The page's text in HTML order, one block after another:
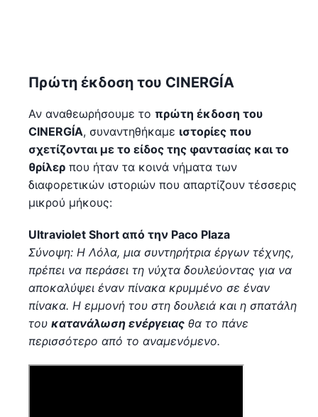
Πρώτη έκδοση του CINERGÍA
Αν αναθεωρήσουμε το πρώτη έκδοση του
CINERGÍA, συναντηθήκαμε ιστορίες που
σχετίζονται με το είδος της φαντασίας και το
θρίλερ που ήταν τα κοινά νήματα των
διαφορετικών ιστοριών που απαρτίζουν τέσσερις
μικρού μήκους:
Ultraviolet Short από την Paco Plaza
Σύνοψη: Η Λόλα, μια συντηρήτρια έργων τέχνης,
πρέπει να περάσει τη νύχτα δουλεύοντας για να
αποκαλύψει έναν πίνακα κρυμμένο σε έναν
πίνακα. Η εμμονή του στη δουλειά και η σπατάλη
του κατανάλωση ενέργειας θα το πάνε
περισσότερο από το αναμενόμενο.